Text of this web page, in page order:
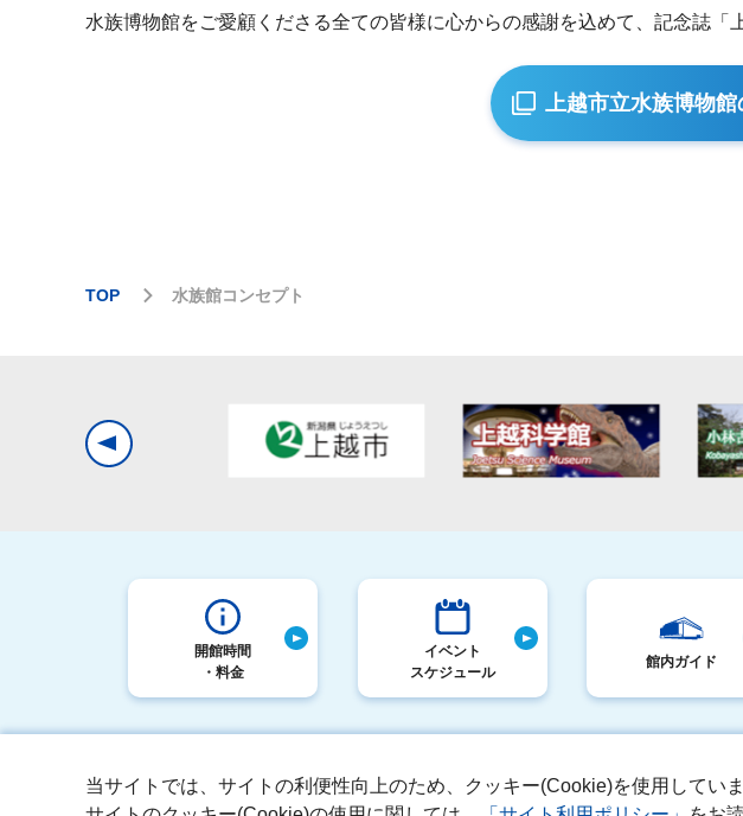
水族博物館をご愛顧くださる全ての皆様に心からの感謝を込めて、記念誌
上越市立水族博物館
TOP 水族館コンセプト
当サイトでは、サイトの利便性向上のため、クッキー(Cookie)を使用していま
開館時間
・料金
イベント
スケジュール
館内ガイド
採用情報 お客さまへのお願い サイトマップ 動物取扱業に